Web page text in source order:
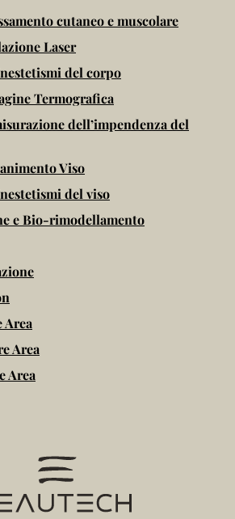
cutaneo e muscolare
Laser
del corpo
Termografica
dell’impendenza del
Viso
del viso
e Bio-rimodellamento
Area
Area
Area